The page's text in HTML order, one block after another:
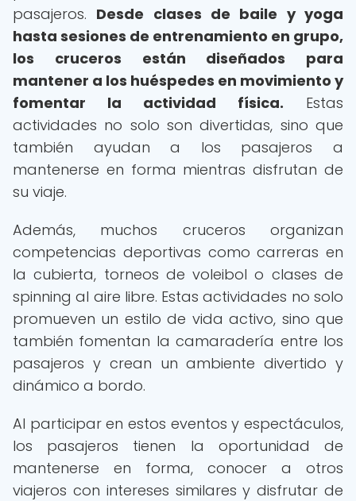
pasajeros. Desde clases de baile y yoga
hasta sesiones de entrenamiento en grupo,
los cruceros están diseñados para
mantener a los huéspedes en movimiento y
fomentar la actividad física. Estas
actividades no solo son divertidas, sino que
también ayudan a los pasajeros a
mantenerse en forma mientras disfrutan de
su viaje.
Además, muchos cruceros organizan
competencias deportivas como carreras en
la cubierta, torneos de voleibol o clases de
spinning al aire libre. Estas actividades no solo
promueven un estilo de vida activo, sino que
también fomentan la camaradería entre los
pasajeros y crean un ambiente divertido y
dinámico a bordo.
Al participar en estos eventos y espectáculos,
los pasajeros tienen la oportunidad de
mantenerse en forma, conocer a otros
viajeros con intereses similares y disfrutar de